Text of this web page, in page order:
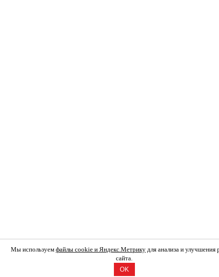
Мы используем файлы cookie и Яндекс.Метрику для анализа и улучшения
сайта.
OK